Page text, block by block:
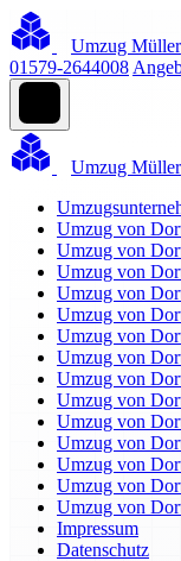
Umzug Müller
01579-2644008
Umzug Müller
Umzug von
Umzug von
Umzug von
Umzug von
Umzug von
Umzug von
Umzug von
Umzug von
Umzug von
Umzug von
Umzug von
Umzug von
Umzug von
Umzug von
Impressum
Datenschutz